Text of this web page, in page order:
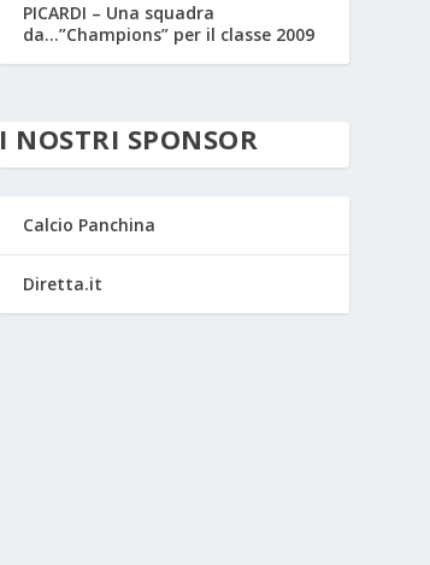
PICARDI – Una squadra
da…”Champions” per il classe 2009
I NOSTRI SPONSOR
Calcio Panchina
Diretta.it